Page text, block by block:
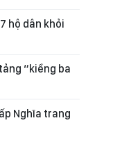
hộ dân khỏi
“kiềng ba
Nghĩa trang